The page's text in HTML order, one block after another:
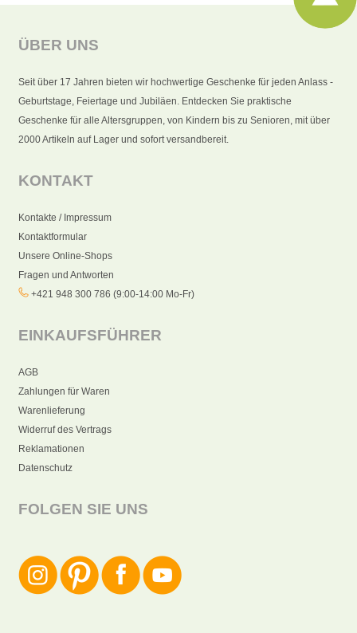
ÜBER UNS
Seit über 17 Jahren bieten wir hochwertige Geschenke für jeden Anlass -
Geburtstage, Feiertage und Jubiläen. Entdecken Sie praktische
Geschenke für alle Altersgruppen, von Kindern bis zu Senioren, mit über
2000 Artikeln auf Lager und sofort versandbereit.
KONTAKT
Kontakte / Impressum
Kontaktformular
Unsere Online-Shops
Fragen und Antworten
+421 948 300 786 (9:00-14:00 Mo-Fr)
EINKAUFSFÜHRER
AGB
Zahlungen für Waren
Warenlieferung
Widerruf des Vertrags
Reklamationen
Datenschutz
FOLGEN SIE UNS